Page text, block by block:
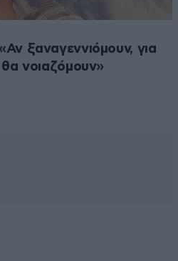
ξαναγεννιόμουν, για
νοιαζόμουν»